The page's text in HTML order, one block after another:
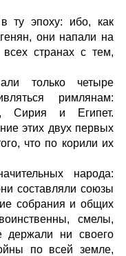
ту эпоху: ибо, как
они напали на
странах с тем,
только четыре
римлянам:
Сирия и Египет.
этих двух первых
что по корили их
народа:
составляли союзы
собрания и общих
смелы,
держали ни своего
по всей земле,